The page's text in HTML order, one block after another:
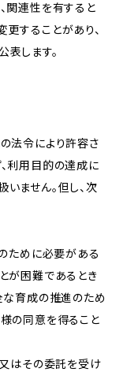
関連性を有すると
することがあり、
します。
法令により許容さ
利用目的の達成に
ません。但し、次
ために必要がある
が困難であるとき
な育成の推進のため
の同意を得ること
又はその委託を受け